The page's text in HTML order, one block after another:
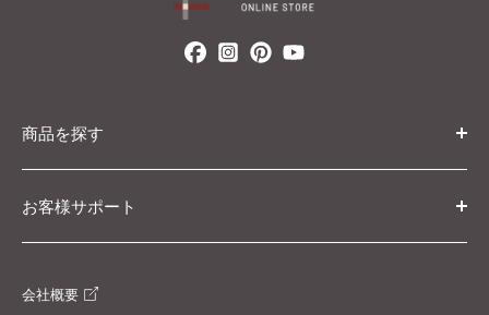
商品を探す
お客様サポート
ご利用ガイド
会社概要